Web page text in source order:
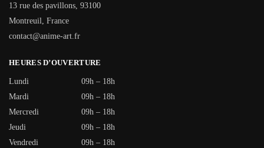
13 rue des pavillons, 93100
Montreuil, France
contact@anime-art.fr
HEURES D’OUVERTURE
Lundi
09h – 18h
Mardi
09h – 18h
Mercredi
09h – 18h
Jeudi
09h – 18h
Vendredi
09h – 18h